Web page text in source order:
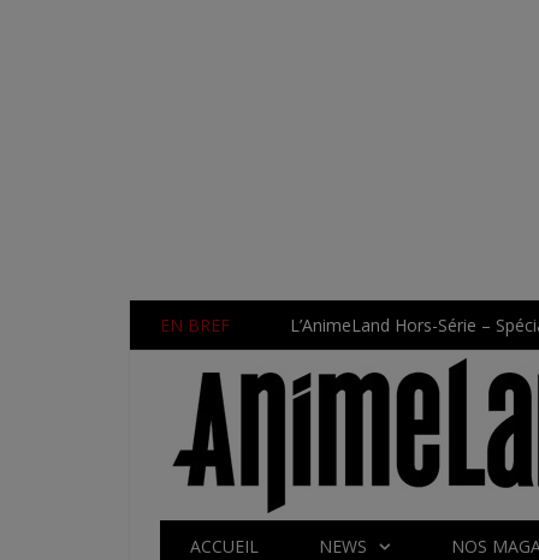
EN BREF L’AnimeLand Hors-Série –
ACCUEIL NEWS NOS